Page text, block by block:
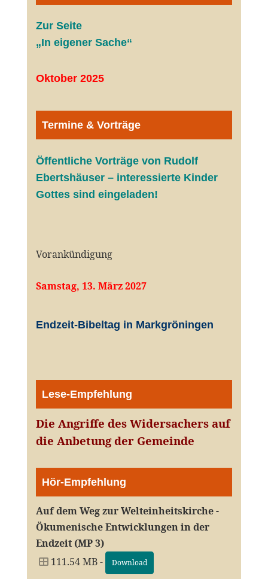
Zur Seite
„In eigener Sache“
Oktober 2025
Termine & Vorträge
Öffentliche Vorträge von Rudolf
Ebertshäuser – interessierte Kinder
Gottes sind eingeladen!
Vorankündigung
Samstag, 13. März 2027
Endzeit-Bibeltag in Markgröningen
Lese-Empfehlung
Die Angriffe des Widersachers auf
die Anbetung der Gemeinde
Hör-Empfehlung
Auf dem Weg zur Welteinheitskirche -
Ökumenische Entwicklungen in der
Endzeit (MP 3)
111.54 MB -
Download